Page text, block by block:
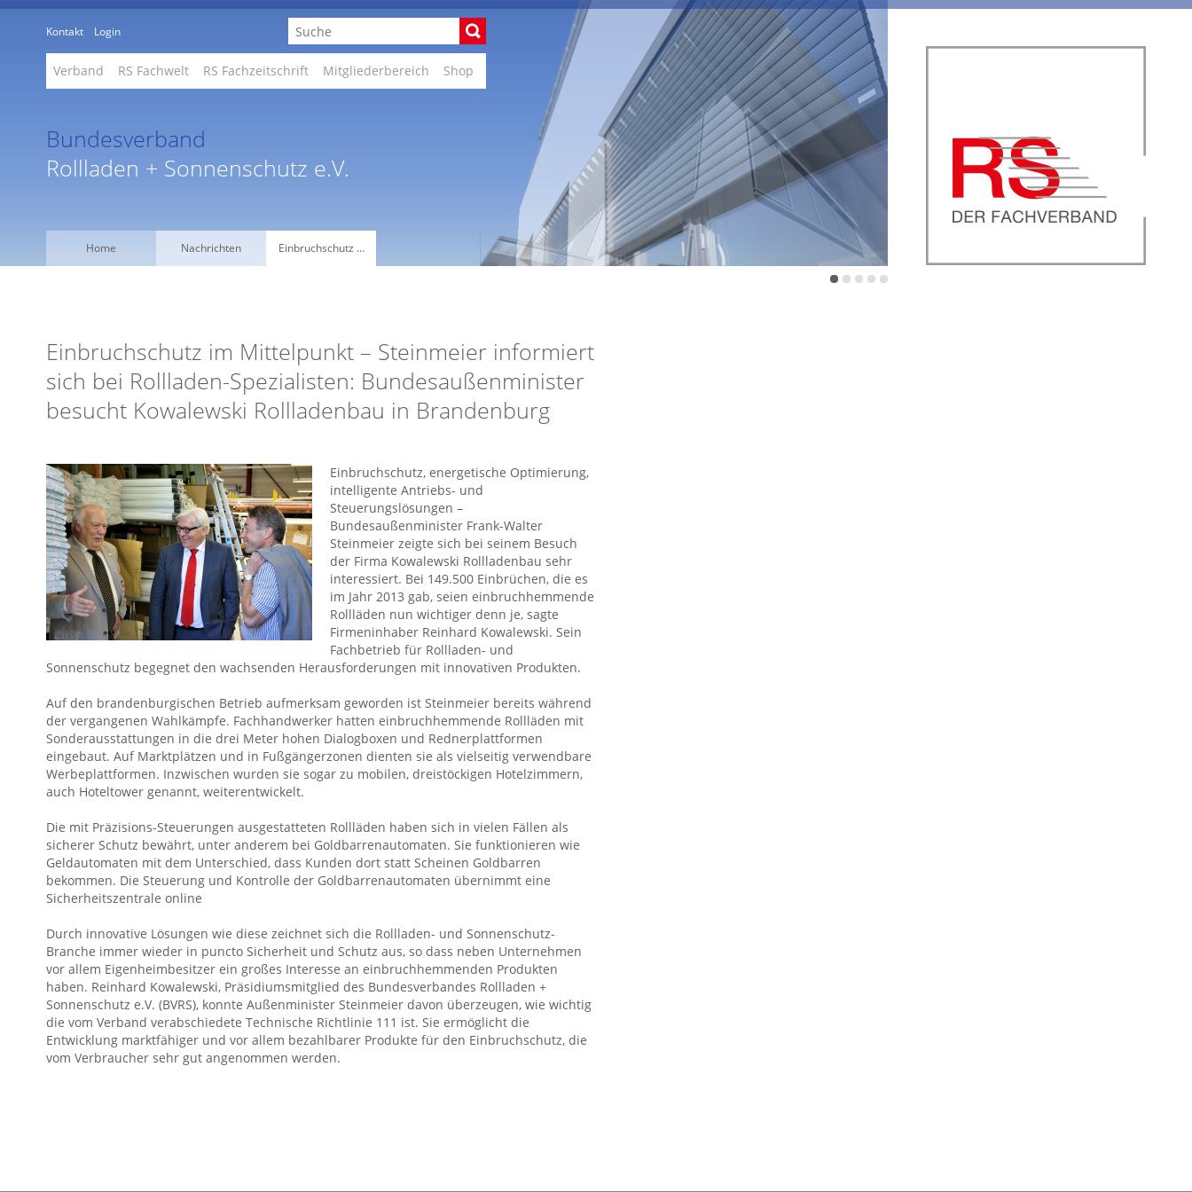
Kontakt Login
Verband RS Fachwelt RS Fachzeitschrift Mitgliederbereich Shop
Bundesverband
Rollladen + Sonnenschutz e.V.
Home Nachrichten Einbruchschutz …
Einbruchschutz im Mittelpunkt – Steinmeier informiert
sich bei Rollladen-Spezialisten: Bundesaußenminister
besucht Kowalewski Rollladenbau in Brandenburg
Einbruchschutz, energetische Optimierung,
intelligente Antriebs- und
Steuerungslösungen –
Bundesaußenminister Frank-Walter
Steinmeier zeigte sich bei seinem Besuch
der Firma Kowalewski Rollladenbau sehr
interessiert. Bei 149.500 Einbrüchen, die es
im Jahr 2013 gab, seien einbruchhemmende
Rollläden nun wichtiger denn je, sagte
Firmeninhaber Reinhard Kowalewski. Sein
Fachbetrieb für Rollladen- und
Sonnenschutz begegnet den wachsenden Herausforderungen mit innovativen Produkten.
Auf den brandenburgischen Betrieb aufmerksam geworden ist Steinmeier bereits während
der vergangenen Wahlkämpfe. Fachhandwerker hatten einbruchhemmende Rollläden mit
Sonderausstattungen in die drei Meter hohen Dialogboxen und Rednerplattformen
eingebaut. Auf Marktplätzen und in Fußgängerzonen dienten sie als vielseitig verwendbare
Werbeplattformen. Inzwischen wurden sie sogar zu mobilen, dreistöckigen Hotelzimmern,
auch Hoteltower genannt, weiterentwickelt.
Die mit Präzisions-Steuerungen ausgestatteten Rollläden haben sich in vielen Fällen als
sicherer Schutz bewährt, unter anderem bei Goldbarrenautomaten. Sie funktionieren wie
Geldautomaten mit dem Unterschied, dass Kunden dort statt Scheinen Goldbarren
bekommen. Die Steuerung und Kontrolle der Goldbarrenautomaten übernimmt eine
Sicherheitszentrale online
Durch innovative Lösungen wie diese zeichnet sich die Rollladen- und Sonnenschutz-
Branche immer wieder in puncto Sicherheit und Schutz aus, so dass neben Unternehmen
vor allem Eigenheimbesitzer ein großes Interesse an einbruchhemmenden Produkten
haben. Reinhard Kowalewski, Präsidiumsmitglied des Bundesverbandes Rollladen +
Sonnenschutz e.V. (BVRS), konnte Außenminister Steinmeier davon überzeugen, wie wichtig
die vom Verband verabschiedete Technische Richtlinie 111 ist. Sie ermöglicht die
Entwicklung marktfähiger und vor allem bezahlbarer Produkte für den Einbruchschutz, die
vom Verbraucher sehr gut angenommen werden.